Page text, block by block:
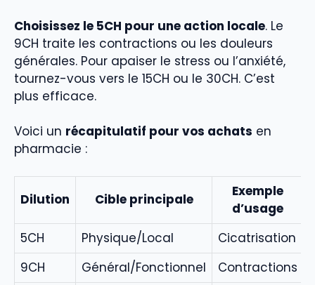
Choisissez le 5CH pour une action locale. Le
9CH traite les contractions ou les douleurs
générales. Pour apaiser le stress ou l’anxiété,
tournez-vous vers le 15CH ou le 30CH. C’est
plus efficace.
Voici un récapitulatif pour vos achats en
pharmacie :
Dilution Cible principale
Exemple
d’usage
5CH
Physique/Local
Cicatrisation
9CH
Général/Fonctionnel Contractions